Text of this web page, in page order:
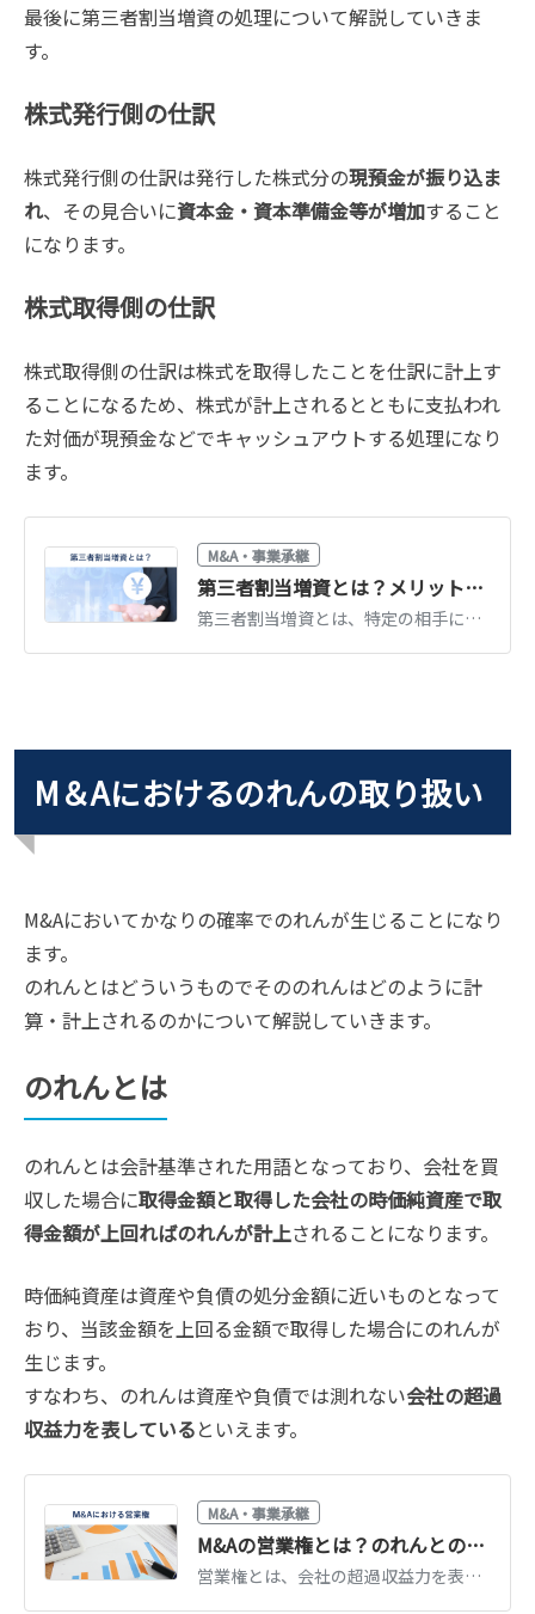
最後に第三者割当増資の処理について解説していきま
す。
株式発行側の仕訳
株式発行側の仕訳は発行した株式分の現預金が振り込ま
れ、その見合いに資本金・資本準備金等が増加すること
になります。
株式取得側の仕訳
株式取得側の仕訳は株式を取得したことを仕訳に計上す
ることになるため、株式が計上されるとともに支払われ
た対価が現預金などでキャッシュアウトする処理になり
ます。
M&A・事業承継
第三者割当増資とは？メリット・デメリット・手続き・株価の決め方を解説
第三者割当増資とは、特定の相手に新株を引き受けてもらう資金調達方法です。メリット・デメリット、手続きの流れ、株価（払込金額）の決め方、有利発行の注意点を解説します。
M＆Aにおけるのれんの取り扱い
M&Aにおいてかなりの確率でのれんが生じることになり
ます。
のれんとはどういうものでそののれんはどのように計
算・計上されるのかについて解説していきます。
のれんとは
のれんとは会計基準された用語となっており、会社を買
収した場合に取得金額と取得した会社の時価純資産で取
得金額が上回ればのれんが計上されることになります。
時価純資産は資産や負債の処分金額に近いものとなって
おり、当該金額を上回る金額で取得した場合にのれんが
生じます。
すなわち、のれんは資産や負債では測れない会社の超過
収益力を表しているといえます。
M&A・事業承継
M&Aの営業権とは？のれんとの違い・計算方法を公認会計士が解説
営業権とは、会社の超過収益力を表す無形の価値です。のれんとの違い、年買法・DCF法などによる計算方法、税務上の償却の扱いを公認会計士がわかりやすく解説します。